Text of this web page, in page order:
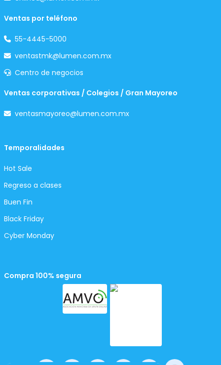
Ventas por teléfono
55-4445-5000
ventastmk@lumen.com.mx
Centro de negocios
Ventas corporativas / Colegios / Gran Mayoreo
ventasmayoreo@lumen.com.mx
Temporalidades
Hot Sale
Regreso a clases
Buen Fin
Black Friday
Cyber Monday
Compra 100% segura